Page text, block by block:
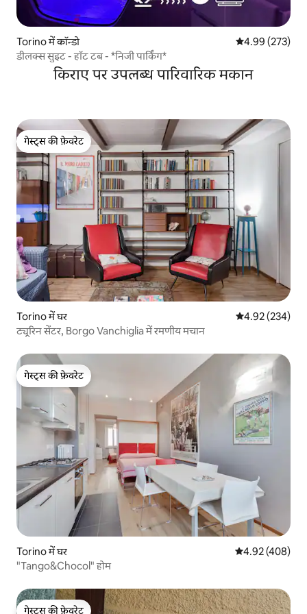
Torino में कॉन्डो औसत रेटिंग 5 में से
4.99 (273)
डीलक्स सुइट - हॉट टब - *निजी पार्किंग*
किराए पर उपलब्ध पारिवारिक मकान
गेस्ट्स की फ़ेवरेट
गेस्ट्स की फ़ेवरेट
Torino में घर औसत रेटिंग 5 में से
4.92 (234)
ट्यूरिन सेंटर, Borgo Vanchiglia में रमणीय मचान
गेस्ट्स की फ़ेवरेट
गेस्ट्स की फ़ेवरेट
Torino में घर औसत रेटिंग 5 में से
4.92 (408)
"Tango&Chocol" होम
गेस्ट्स की फ़ेवरेट